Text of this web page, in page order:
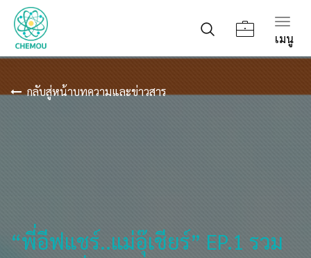
เมนู
กลับสู่หน้าบทความและข่าวสาร
“พี่อีฟแชร์..แม่อุ๊เชียร์” EP.1 รวม